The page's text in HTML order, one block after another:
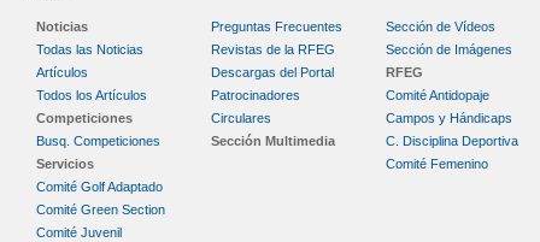
Noticias
Todas las Noticias
Artículos
Todos los Artículos
Competiciones
Busq. Competiciones
Servicios
Preguntas Frecuentes
Revistas de la RFEG
Descargas del Portal
Patrocinadores
Circulares
Sección Multimedia
Sección de Vídeos
Sección de Imágenes
RFEG
Comité Antidopaje
Campos y Hándicaps
C. Disciplina Deportiva
Comité Femenino
Comité Golf Adaptado
Comité Green Section
Comité Juvenil